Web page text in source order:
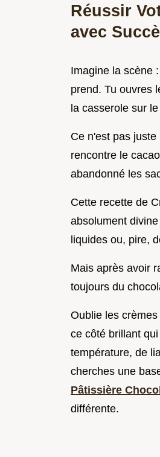
Réussir
avec
Imagine la scène
prend. Tu ouvres
la casserole sur
Ce n'est pas
rencontre le
abandonné les
Cette recette de
absolument
liquides ou, pire,
Mais après avoir
toujours du
Oublie les
ce côté brillant
température, de
cherches une
Pâtissière
différente.